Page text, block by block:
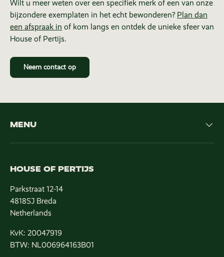
Wilt u meer weten over een specifiek merk of een van onze
bijzondere exemplaten in het echt bewonderen? Plan dan
een afspraak in of kom langs en ontdek de unieke sfeer van
House of Pertijs.
Neem contact op
MENU
HOUSE OF PERTIJS
Parkstraat 12-14
4818SJ Breda
Netherlands
KvK: 20047919
BTW: NL006964163B01